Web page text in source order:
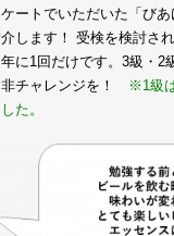
ートでいただいた「び
します！ 受検を検討さ
に1回だけです。3級・2
チャレンジを！
※1級
た。